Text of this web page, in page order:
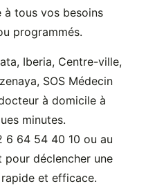
tous vos besoins
programmés.
Iberia, Centre-ville,
SOS Médecin
à domicile à
minutes.
6 64 54 40 10 ou au
déclencher une
et efficace.